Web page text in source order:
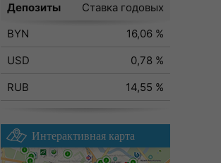
Депозиты
Ставка годовых
BYN
16,06 %
USD
0,78 %
RUB
14,55 %
Интерактивная карта